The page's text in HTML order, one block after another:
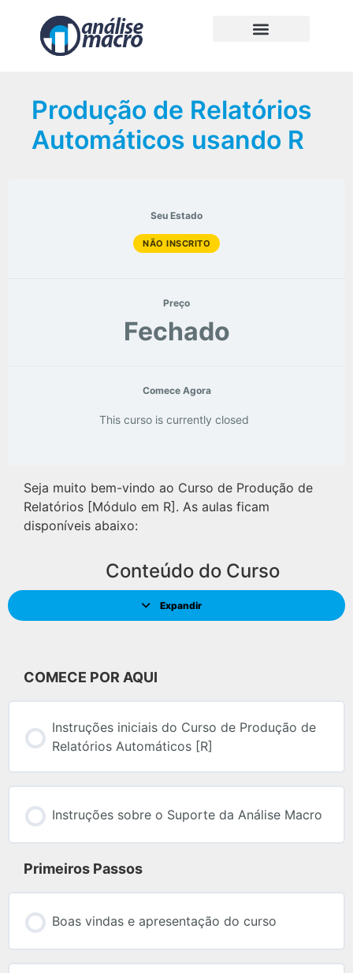
Produção de Relatórios
Automáticos usando R
Seu Estado
NÃO INSCRITO
Preço
Fechado
Comece Agora
This curso is currently closed
Seja muito bem-vindo ao Curso de Produção de
Relatórios [Módulo em R]. As aulas ficam
disponíveis abaixo:
Conteúdo do Curso
Expandir
COMECE POR AQUI
Instruções iniciais do Curso de Produção de
Relatórios Automáticos [R]
Instruções sobre o Suporte da Análise Macro
Primeiros Passos
Boas vindas e apresentação do curso